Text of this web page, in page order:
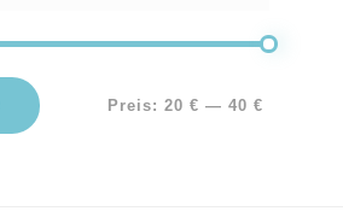
Preis: 20 € — 40 €